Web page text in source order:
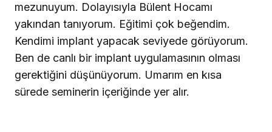
mezunuyum. Dolayısıyla Bülent Hocamı
yakından tanıyorum. Eğitimi çok beğendim.
Kendimi implant yapacak seviyede görüyorum.
Ben de canlı bir implant uygulamasının olması
gerektiğini düşünüyorum. Umarım en kısa
sürede seminerin içeriğinde yer alır.